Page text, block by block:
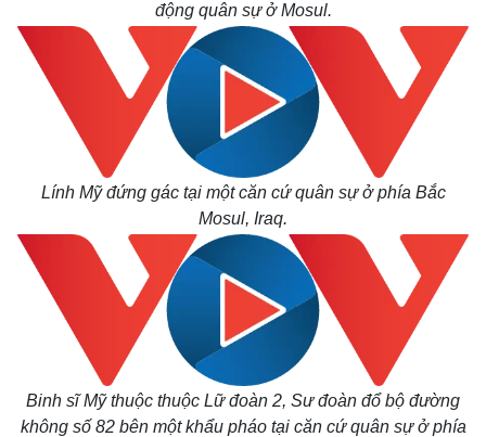
động quân sự ở Mosul.
Lính Mỹ đứng gác tại một căn cứ quân sự ở phía Bắc
Mosul, Iraq.
Binh sĩ Mỹ thuộc thuộc Lữ đoàn 2, Sư đoàn đổ bộ đường
không số 82 bên một khẩu pháo tại căn cứ quân sự ở phía